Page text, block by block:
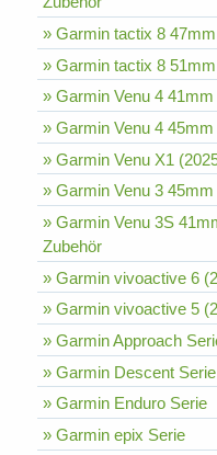
» Garmin tactix 8
» Garmin tactix 8
» Garmin Venu 4
» Garmin Venu 4
» Garmin Venu X1
» Garmin Venu 3
» Garmin Venu 3S
Zubehör
» Garmin vivoactive 6
» Garmin vivoactive 5
» Garmin Approach
» Garmin Descent Serie
» Garmin Enduro Serie
» Garmin epix Serie